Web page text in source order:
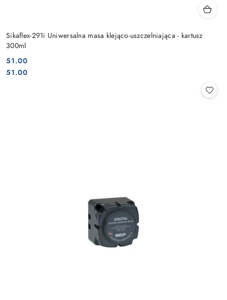
Sikaflex-291i Uniwersalna masa klejąco-uszczelniająca - kartusz
300ml
Cena:
51.00
Cena:
51.00